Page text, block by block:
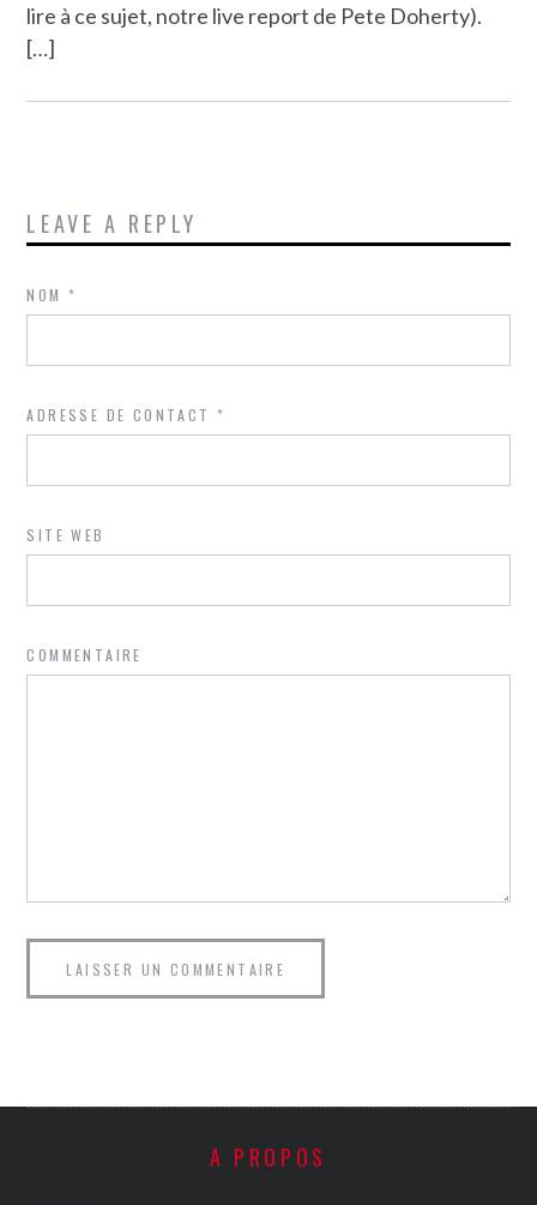
lire à ce sujet, notre live report de Pete Doherty).
[…]
LEAVE A REPLY
NOM*
ADRESSE DE CONTACT*
SITE WEB
COMMENTAIRE
A PROPOS